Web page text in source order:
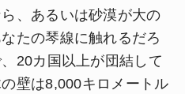
、あるいは砂漠が大の
たの琴線に触れるだろ
20カ国以上が団結して
壁は8,000キロメートル